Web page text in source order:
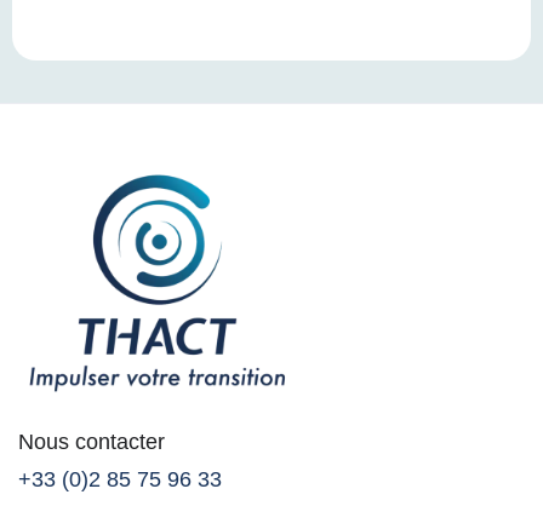
Nous contacter
+33 (0)2 85 75 96 33